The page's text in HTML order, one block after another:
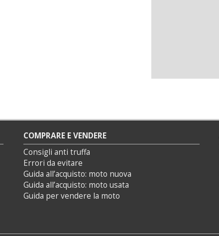
COMPRARE E VENDERE
Consigli anti truffa
Errori da evitare
Guida all’acquisto: moto nuova
Guida all’acquisto: moto usata
Guida per vendere la moto